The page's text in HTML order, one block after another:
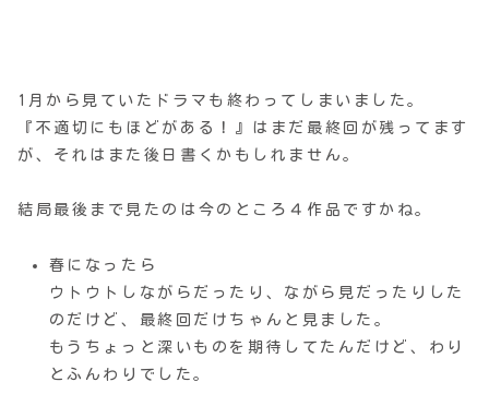
1月から見ていたドラマも終わってしまいました。
『不適切にもほどがある！』はまだ最終回が残ってます
が、それはまた後日書くかもしれません。
結局最後まで見たのは今のところ４作品ですかね。
春になったら
ウトウトしながらだったり、ながら見だったりした
のだけど、最終回だけちゃんと見ました。
もうちょっと深いものを期待してたんだけど、わり
とふんわりでした。